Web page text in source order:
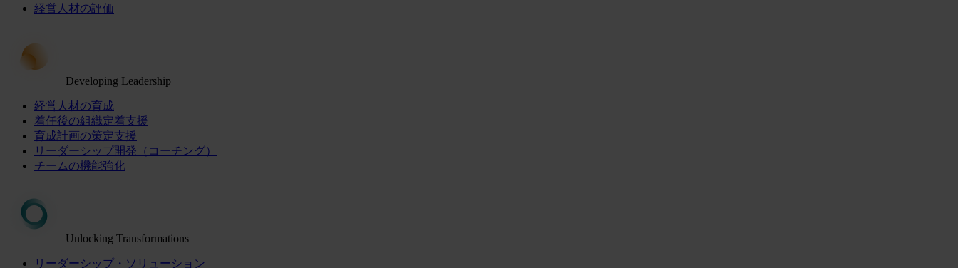
経営人材の評価
Developing Leadership
経営人材の育成
着任後の組織定着支援
育成計画の策定支援
リーダーシップ開発（コーチング）
チームの機能強化
Unlocking Transformations
リーダーシップ・ソリューション